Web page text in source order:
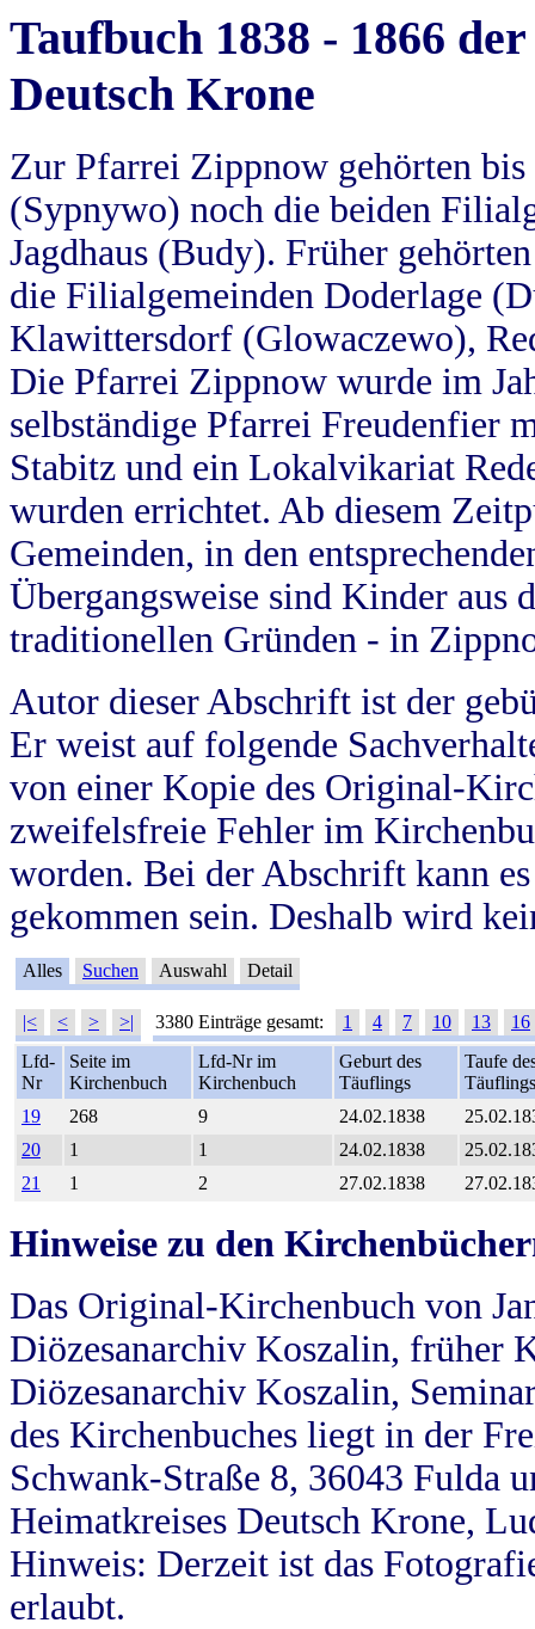
Taufbuch 1838 - 1866
Deutsch Krone
Zur Pfarrei Zippnow gehörten
(Sypnywo) noch die beiden
Jagdhaus (Budy). Früher
die Filialgemeinden Doderlage
Klawittersdorf (Glowaczewo),
Die Pfarrei Zippnow wurde im
selbständige Pfarrei Freudenfier
Stabitz und ein Lokalvikariat
wurden errichtet. Ab diesem
Gemeinden, in den
Übergangsweise sind Kinder aus
traditionellen Gründen - in
Autor dieser Abschrift ist der
Er weist auf folgende
von einer Kopie des Original-
zweifelsfreie Fehler im
worden. Bei der Abschrift kann
gekommen sein. Deshalb wird
Alles Suchen Auswahl Detail
|< < > >| 3380 Einträge gesamt: 1 4 7 10 13
16
Lfd-
Nr
Seite im
Kirchenbuch
Lfd-Nr im
Kirchenbuch
Geburt des
Täuflings
Taufe
Täuflings
19
268 9 24.02.1838
20
1 1 24.02.1838
21
1 2 27.02.1838
Hinweise zu den
Das Original-Kirchenbuch von
Diözesanarchiv Koszalin, früher
Diözesanarchiv Koszalin,
des Kirchenbuches liegt in der
Schwank-Straße 8, 36043 Fulda
Heimatkreises Deutsch Krone,
Hinweis: Derzeit ist das
erlaubt.